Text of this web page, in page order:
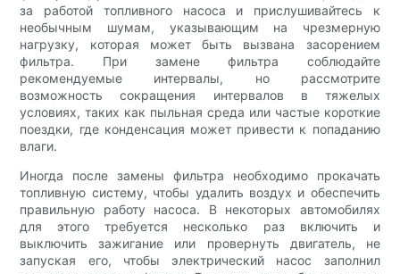
за работой топливного насоса и прислушивайтесь к
необычным шумам, указывающим на чрезмерную
нагрузку, которая может быть вызвана засорением
фильтра. При замене фильтра соблюдайте
рекомендуемые интервалы, но рассмотрите
возможность сокращения интервалов в тяжелых
условиях, таких как пыльная среда или частые короткие
поездки, где конденсация может привести к попаданию
влаги.
Иногда после замены фильтра необходимо прокачать
топливную систему, чтобы удалить воздух и обеспечить
правильную работу насоса. В некоторых автомобилях
для этого требуется несколько раз включить и
выключить зажигание или провернуть двигатель, не
запуская его, чтобы электрический насос заполнил